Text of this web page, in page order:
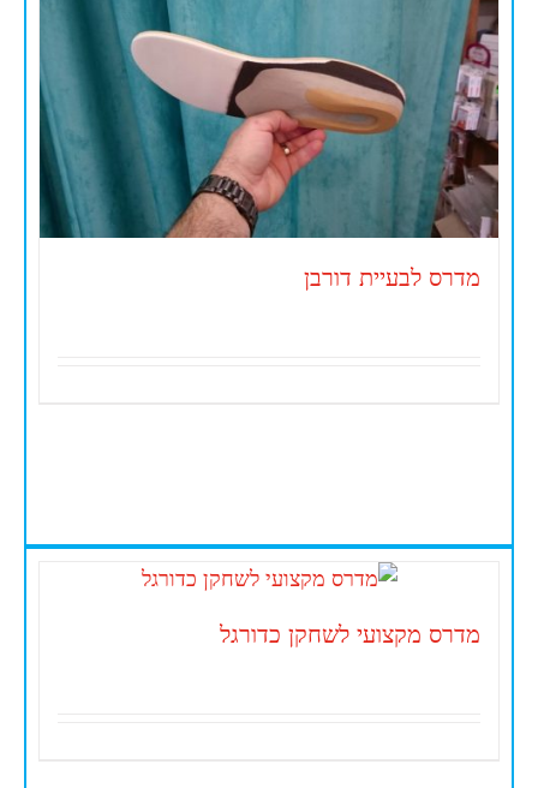
מדרס לבעיית דורבן
מדרס מקצועי לשחקן כדורגל